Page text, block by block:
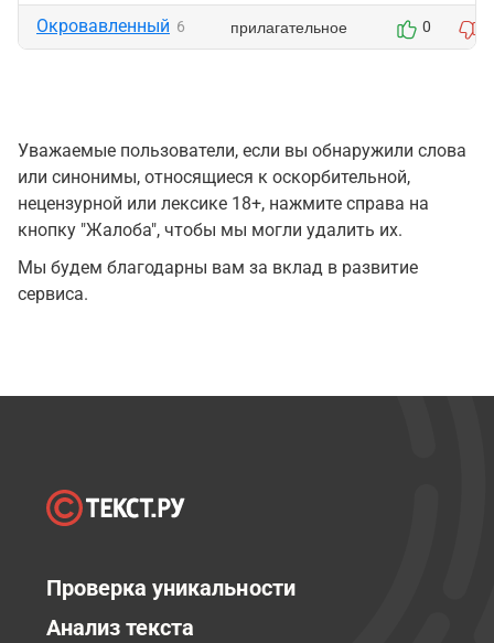
Окровавленный 6 прилагательное 0
Уважаемые пользователи, если вы обнаружили слова
или синонимы, относящиеся к оскорбительной,
нецензурной или лексике 18+, нажмите справа на
кнопку "Жалоба", чтобы мы могли удалить их.
Мы будем благодарны вам за вклад в развитие
сервиса.
Проверка уникальности
Анализ текста